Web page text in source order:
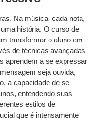
Na música, cada nota,
história. O curso de
transformar o aluno em
de técnicas avançadas
aprendem a se expressar
seja ouvida,
a capacidade de se
entendendo suas
estilos de
que é intensamente